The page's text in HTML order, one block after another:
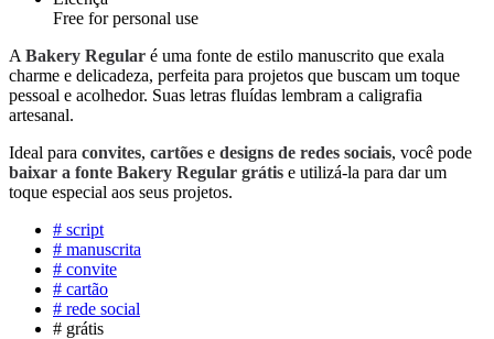
Free for personal use
A Bakery Regular é uma fonte de estilo manuscrito que exala
charme e delicadeza, perfeita para projetos que buscam um toque
pessoal e acolhedor. Suas letras fluídas lembram a caligrafia
artesanal.
Ideal para convites, cartões e designs de redes sociais, você pode
baixar a fonte Bakery Regular grátis e utilizá-la para dar um
toque especial aos seus projetos.
# script
# manuscrita
# convite
# cartão
# rede social
# grátis